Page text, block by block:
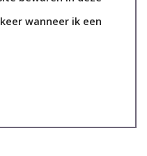
wanneer ik een